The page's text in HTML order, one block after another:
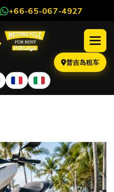
+66-65-067-4927
普吉岛租车